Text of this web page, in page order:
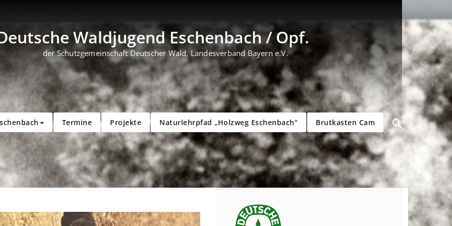
Waldjugend Eschenbach / Opf.
der Schutzgemeinschaft Deutscher Wald, Landesverband Bayern e.V.
Termine Projekte Naturlehrpfad „Holzweg Eschenbach“ Brutkasten Cam